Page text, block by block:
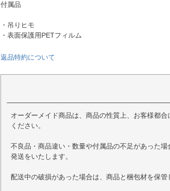
付属品
・吊りヒモ
・表面保護用PETフィルム
返品特約について
オーダーメイド商品は、商品の性質上、お客様都
ください。
不良品・商品違い・数量や付属品の不足があった
発送をいたします。
配送中の破損があった場合は、商品と梱包材を保